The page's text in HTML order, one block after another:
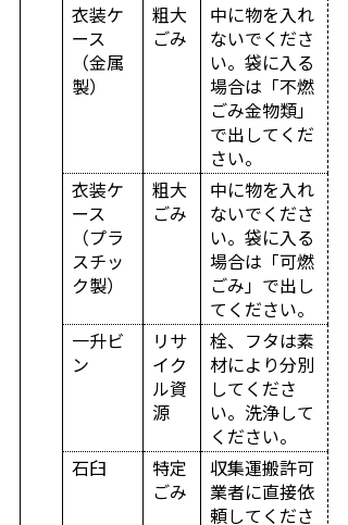
衣装ケ
ース
（金属
製）
粗大
ごみ
中に物を入れ
ないでくださ
い。袋に入る
場合は「不燃
ごみ金物類」
で出してくだ
さい。
衣装ケ
ース
（プラ
スチッ
ク製）
粗大
ごみ
中に物を入れ
ないでくださ
い。袋に入る
場合は「可燃
ごみ」で出し
てください。
一升ビ
ン
リサ
イク
ル資
源
栓、フタは素
材により分別
してくださ
い。洗浄して
ください。
石臼
特定
ごみ
収集運搬許可
業者に直接依
頼してくださ